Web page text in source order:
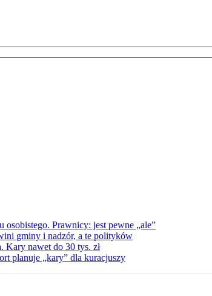
Prawnicy: jest pewne „ale”
gminy i nadzór, a te polityków
Kary nawet do 30 tys. zł
planuje „kary” dla kuracjuszy